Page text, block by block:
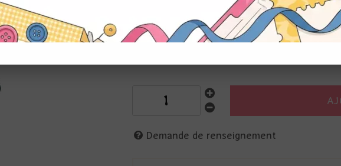
Personnages féminins pour vos projets de
Hauteur : 8-9 cm
Demande de renseignement